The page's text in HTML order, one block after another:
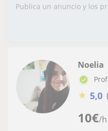
Publica un anuncio y los
10€/h
Noelia
★ 5,0